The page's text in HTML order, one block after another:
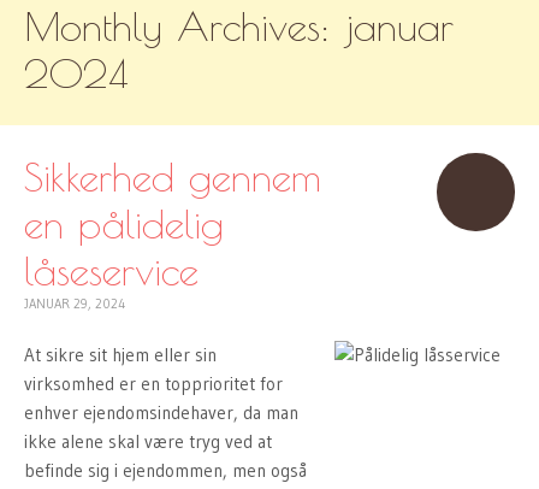
CONTENT
Monthly Archives: januar
2024
Sikkerhed gennem
en pålidelig
låseservice
JANUAR 29, 2024
At sikre sit hjem eller sin
virksomhed er en topprioritet for
enhver ejendomsindehaver, da man
ikke alene skal være tryg ved at
befinde sig i ejendommen, men også